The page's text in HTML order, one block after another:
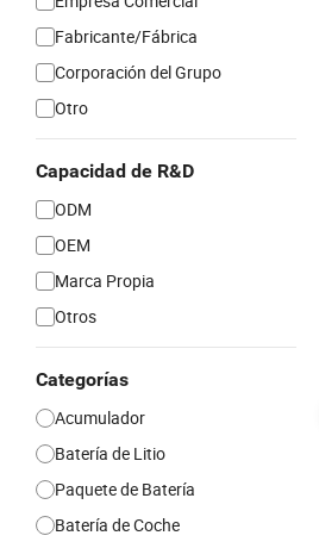
Fabricante/Fábrica
Corporación del Grupo
Otro
Capacidad de R&D
ODM
OEM
Marca Propia
Otros
Categorías
Acumulador
Batería de Litio
Paquete de Batería
Batería de Coche